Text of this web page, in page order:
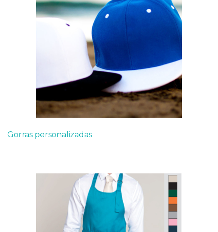
Gorras personalizadas